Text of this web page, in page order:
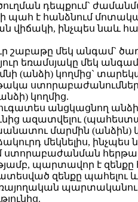
դեպքում`
ի պահ է հանձնում
վիճակի, ինչպես նաև
շաբաթը մեկ անգամ`
եռամսյակը մեկ
(անձի) կողմից`
կողմից.
անցկացնող անձի
ազատվելու
մարմին (անձին)
մեկնելիս,
ստորաբաժանման
պարտավոր է զենքը
զենքը պահելու և